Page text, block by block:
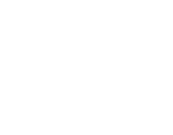
取替。冬場の浴室もあ